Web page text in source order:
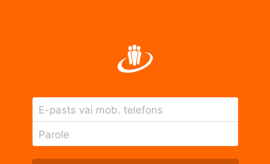
E-pasts vai mob. telefons
Parole